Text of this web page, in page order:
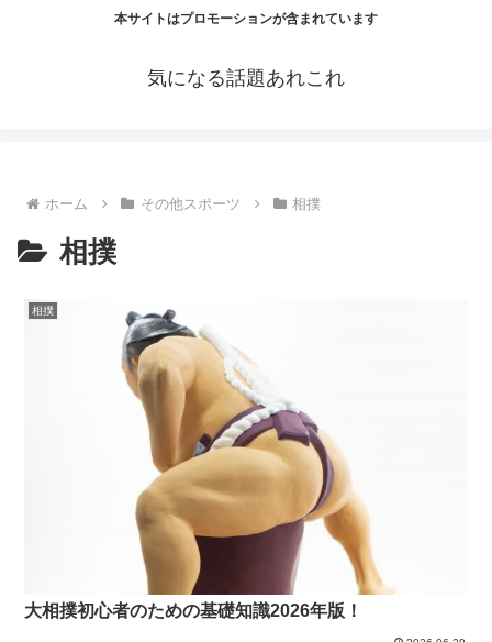
本サイトはプロモーションが含まれています
気になる話題あれこれ
ホーム その他スポーツ 相撲
相撲
相撲
大相撲初心者のための基礎知識2026年版！